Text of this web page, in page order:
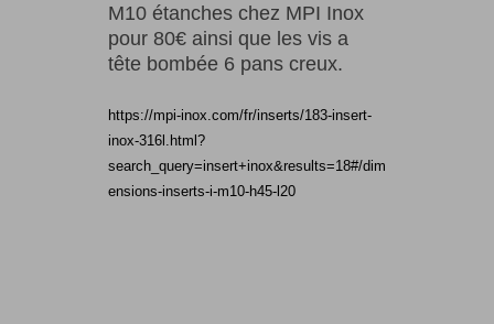
M10 étanches chez MPI Inox
pour 80€ ainsi que les vis a
tête bombée 6 pans creux.
https://mpi-inox.com/fr/inserts/183-insert-
inox-316l.html?
search_query=insert+inox&results=18#/dim
ensions-inserts-i-m10-h45-l20